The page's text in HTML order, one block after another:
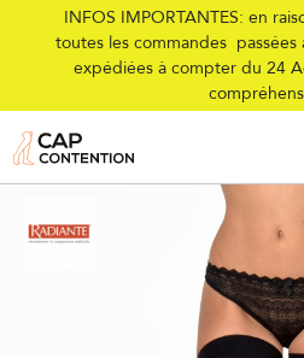
INFOS IMPORTANTES: en
toutes les commandes
expédiées à compter du 24
Femme /
contention Microvoile Classe 2